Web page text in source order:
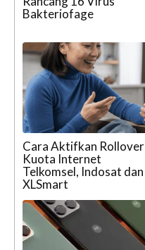
Bakteriofage
Cara Aktifkan Rollover
Kuota Internet
Telkomsel, Indosat dan
XLSmart